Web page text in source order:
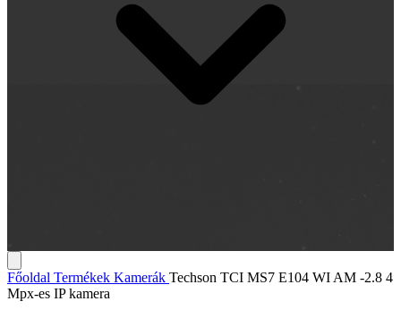
Főoldal Termékek Kamerák Techson TCI MS7 E104 WI AM -2.8 4
Mpx-es IP kamera